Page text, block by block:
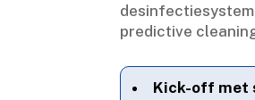
predictive
Kick-off met